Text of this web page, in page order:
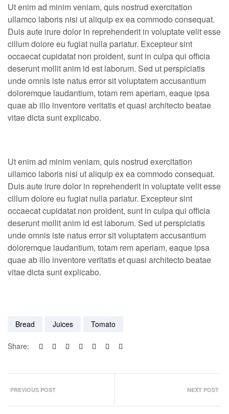
Ut enim ad minim veniam, quis nostrud exercitation
ullamco laboris nisi ut aliquip ex ea commodo consequat.
Duis aute irure dolor in reprehenderit in voluptate velit esse
cillum dolore eu fugiat nulla pariatur. Excepteur sint
occaecat cupidatat non proident, sunt in culpa qui officia
deserunt mollit anim id est laborum. Sed ut perspiciatis
unde omnis iste natus error sit voluptatem accusantium
doloremque laudantium, totam rem aperiam, eaque ipsa
quae ab illo inventore veritatis et quasi architecto beatae
vitae dicta sunt explicabo.
Ut enim ad minim veniam, quis nostrud exercitation
ullamco laboris nisi ut aliquip ex ea commodo consequat.
Duis aute irure dolor in reprehenderit in voluptate velit esse
cillum dolore eu fugiat nulla pariatur. Excepteur sint
occaecat cupidatat non proident, sunt in culpa qui officia
deserunt mollit anim id est laborum. Sed ut perspiciatis
unde omnis iste natus error sit voluptatem accusantium
doloremque laudantium, totam rem aperiam, eaque ipsa
quae ab illo inventore veritatis et quasi architecto beatae
vitae dicta sunt explicabo.
Bread Juices Tomato
Share:
PREVIOUS POST NEXT POST